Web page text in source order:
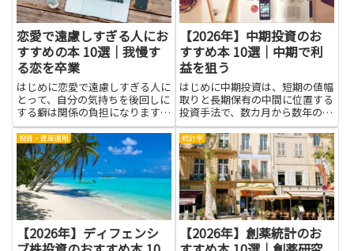
恋愛で遠慮しすぎる人にお
すすめの本 10選｜我慢す
る恋を卒業
はじめに恋愛で遠慮しすぎる人に
とって、自分の気持ちを後回しに
する癖は関係の負担になります。
本を通して感情の仕組みやコミュ
ニケーションの基本を知ると、自
分の気持ちに気づきやすくなり、
相手とのやり取りが楽になること
が期待できます。具体的な事例
や...
【2026年】中期投資のお
すすめ本 10選｜中期で利
益を狙う
はじめに中期投資は、短期の値幅
取りと長期保有の中間に位置する
投資手法で、数カ月から数年の視
点で資産の増減を見守りながら利
益を狙うやり方です。忙しい日常
の中でも比較的時間をとりやす
く、トレンドや業績の変化に応じ
て柔軟に対応できるため、感情的
な...
投資・資産運用
【2026年】ディフェンシ
統計学
【2026年】創薬統計のお